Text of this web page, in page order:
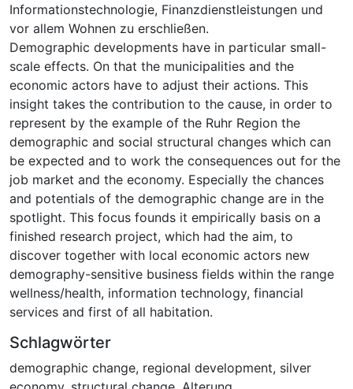
Informationstechnologie, Finanzdienstleistungen und
vor allem Wohnen zu erschließen.
Demographic developments have in particular small-
scale effects. On that the municipalities and the
economic actors have to adjust their actions. This
insight takes the contribution to the cause, in order to
represent by the example of the Ruhr Region the
demographic and social structural changes which can
be expected and to work the consequences out for the
job market and the economy. Especially the chances
and potentials of the demographic change are in the
spotlight. This focus founds it empirically basis on a
finished research project, which had the aim, to
discover together with local economic actors new
demography-sensitive business fields within the range
wellness/health, information technology, financial
services and first of all habitation.
Schlagwörter
demographic change, regional development, silver